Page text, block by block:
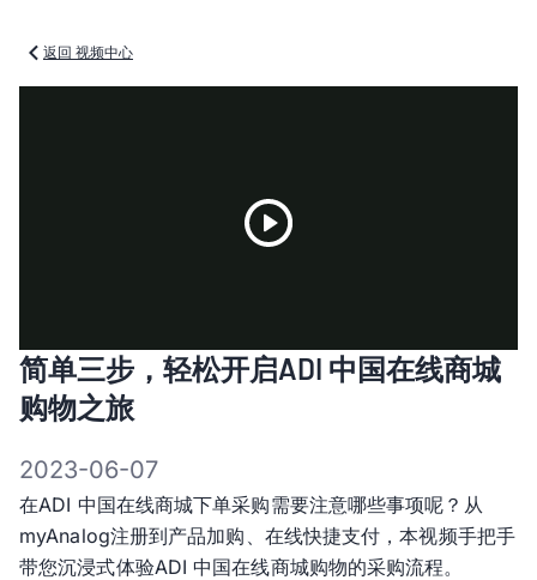
返回 视频中心
Video
简单三步，轻松开启ADI 中国在线商城
购物之旅
2023-06-07
在ADI 中国在线商城下单采购需要注意哪些事项呢？从
myAnalog注册到产品加购、在线快捷支付，本视频手把手
带您沉浸式体验ADI 中国在线商城购物的采购流程。